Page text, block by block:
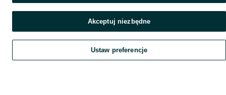
Szukaj Obserwujesz Dodaj Czat Konto
Akceptuj niezbędne
Ustaw preferencje